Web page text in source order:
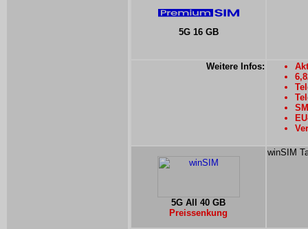
5G 16 GB
Weitere Infos:
5G All 40 GB
Preissenkung
winSIM